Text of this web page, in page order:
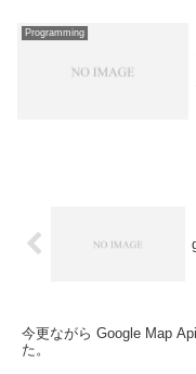
Programming
今更ながら Google Map
た。